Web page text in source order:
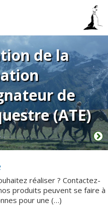
éthologie
de la
de
(ATE)
réaliser ? Contactez-
produits peuvent se faire à
pour une (…)